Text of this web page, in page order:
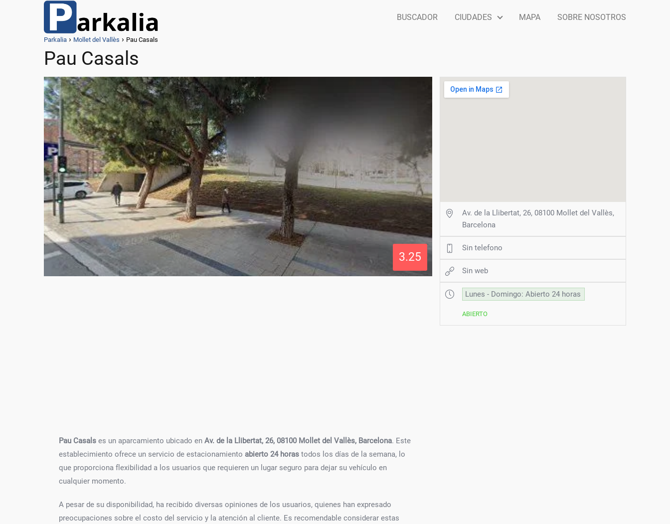
BUSCADOR CIUDADES MAPA SOBRE NOSOTROS
Parkalia Mollet del Vallès Pau Casals
Pau Casals
3.25
Pau Casals es un aparcamiento ubicado en Av. de la Llibertat, 26, 08100 Mollet del Vallès, Barcelona. Este
establecimiento ofrece un servicio de estacionamiento abierto 24 horas todos los días de la semana, lo
que proporciona flexibilidad a los usuarios que requieren un lugar seguro para dejar su vehículo en
cualquier momento.
A pesar de su disponibilidad, ha recibido diversas opiniones de los usuarios, quienes han expresado
preocupaciones sobre el costo del servicio y la atención al cliente. Es recomendable considerar estas
Av. de la Llibertat, 26, 08100 Mollet del Vallès,
Barcelona
Sin telefono
Sin web
Lunes - Domingo: Abierto 24 horas
ABIERTO